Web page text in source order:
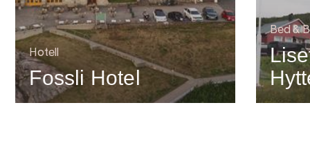
Hotell
Fossli Hotel
Bed &